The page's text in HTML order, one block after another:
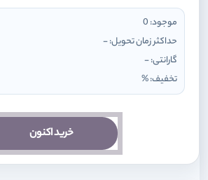
موجود: 0
حداکثر زمان تحویل:-
گارانتی:-
تخفیف:%
خرید اکنون